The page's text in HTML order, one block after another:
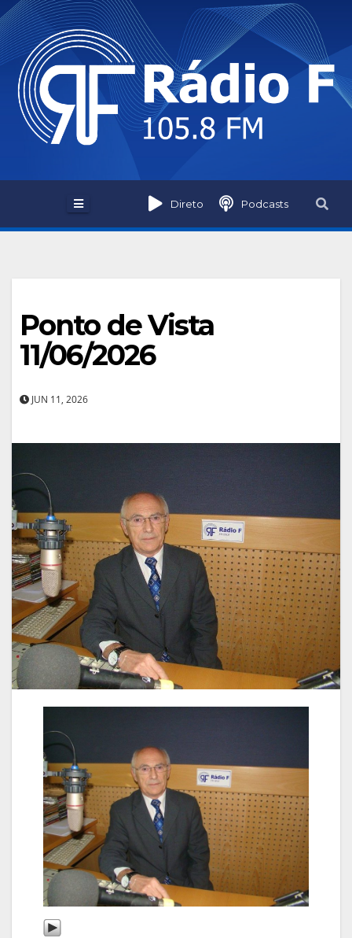
Skip
to
content
Direto Podcasts
Ponto de Vista
11/06/2026
JUN 11, 2026